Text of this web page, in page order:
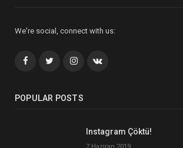
We're social, connect with us:
FacebookTwitterİnstagram+
VK
POPULAR POSTS
Instagram Çöktü!